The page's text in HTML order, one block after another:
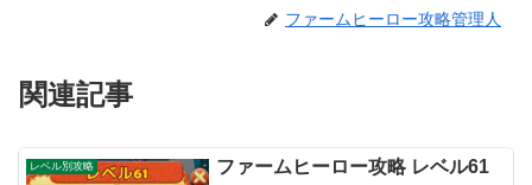
ファームヒーロー攻略管理人
関連記事
レベル別攻略 ファームヒーロー攻略 レベル61